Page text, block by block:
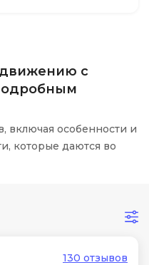
с
включая особенности и
которые даются во
130 отзывов